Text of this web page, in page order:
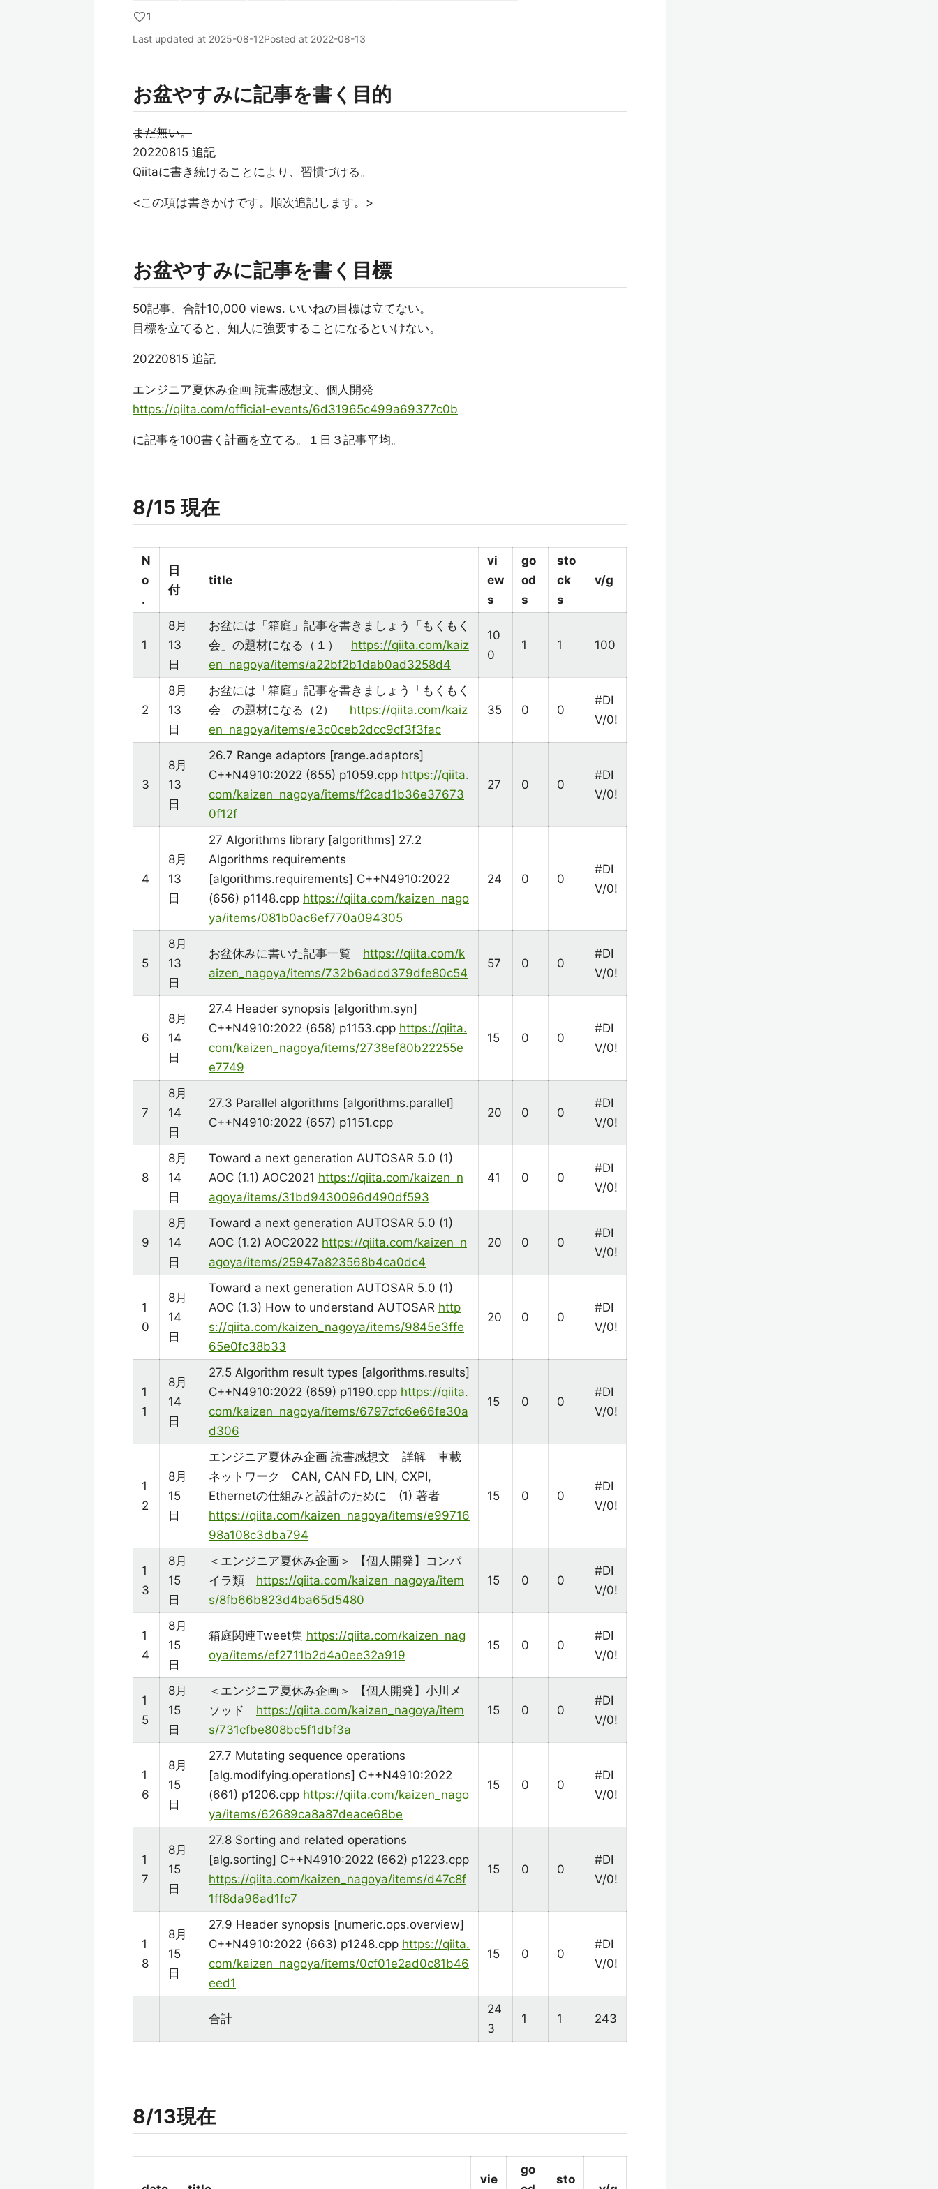
1
Last updated at 2025-08-12Posted at 2022-08-13
お盆やすみに記事を書く目的
まだ無い。
20220815 追記
Qiitaに書き続けることにより、習慣づける。
<この項は書きかけです。順次追記します。>
お盆やすみに記事を書く目標
50記事、合計10,000 views. いいねの目標は立てない。
目標を立てると、知人に強要することになるといけない。
20220815 追記
エンジニア夏休み企画 読書感想文、個人開発
https://qiita.com/official-events/6d31965c499a69377c0b
に記事を100書く計画を立てる。１日３記事平均。
8/15 現在
N
o
.
日
付
title
vi
ew
s
go
od
s
sto
ck
s
v/g
1
8月
13
日
お盆には「箱庭」記事を書きましょう「もくもく
会」の題材になる（１） https://qiita.com/kaiz
en_nagoya/items/a22bf2b1dab0ad3258d4
10
0
1 1 100
2
8月
13
日
お盆には「箱庭」記事を書きましょう「もくもく
会」の題材になる（2） https://qiita.com/kaiz
en_nagoya/items/e3c0ceb2dcc9cf3f3fac
35 0 0
#DI
V/0!
3
8月
13
日
26.7 Range adaptors [range.adaptors]
C++N4910:2022 (655) p1059.cpp https://qiita.
com/kaizen_nagoya/items/f2cad1b36e37673
0f12f
27 0 0
#DI
V/0!
4
8月
13
日
27 Algorithms library [algorithms] 27.2
Algorithms requirements
[algorithms.requirements] C++N4910:2022
(656) p1148.cpp https://qiita.com/kaizen_nago
ya/items/081b0ac6ef770a094305
24 0 0
#DI
V/0!
5
8月
13
日
お盆休みに書いた記事一覧 https://qiita.com/k
aizen_nagoya/items/732b6adcd379dfe80c54
57 0 0
#DI
V/0!
6
8月
14
日
27.4 Header synopsis [algorithm.syn]
C++N4910:2022 (658) p1153.cpp https://qiita.
com/kaizen_nagoya/items/2738ef80b22255e
e7749
15 0 0
#DI
V/0!
7
8月
14
日
27.3 Parallel algorithms [algorithms.parallel]
C++N4910:2022 (657) p1151.cpp
20 0 0
#DI
V/0!
8
8月
14
日
Toward a next generation AUTOSAR 5.0 (1)
AOC (1.1) AOC2021 https://qiita.com/kaizen_n
agoya/items/31bd9430096d490df593
41 0 0
#DI
V/0!
9
8月
14
日
Toward a next generation AUTOSAR 5.0 (1)
AOC (1.2) AOC2022 https://qiita.com/kaizen_n
agoya/items/25947a823568b4ca0dc4
20 0 0
#DI
V/0!
1
0
8月
14
日
Toward a next generation AUTOSAR 5.0 (1)
AOC (1.3) How to understand AUTOSAR http
s://qiita.com/kaizen_nagoya/items/9845e3ffe
65e0fc38b33
20 0 0
#DI
V/0!
1
1
8月
14
日
27.5 Algorithm result types [algorithms.results]
C++N4910:2022 (659) p1190.cpp https://qiita.
com/kaizen_nagoya/items/6797cfc6e66fe30a
d306
15 0 0
#DI
V/0!
1
2
8月
15
日
エンジニア夏休み企画 読書感想文 詳解 車載
ネットワーク CAN, CAN FD, LIN, CXPI,
Ethernetの仕組みと設計のために (1) 著者
https://qiita.com/kaizen_nagoya/items/e99716
98a108c3dba794
15 0 0
#DI
V/0!
1
3
8月
15
日
＜エンジニア夏休み企画＞ 【個人開発】コンパ
イラ類 https://qiita.com/kaizen_nagoya/item
s/8fb66b823d4ba65d5480
15 0 0
#DI
V/0!
1
4
8月
15
日
箱庭関連Tweet集 https://qiita.com/kaizen_nag
oya/items/ef2711b2d4a0ee32a919
15 0 0
#DI
V/0!
1
5
8月
15
日
＜エンジニア夏休み企画＞ 【個人開発】小川メ
ソッド https://qiita.com/kaizen_nagoya/item
s/731cfbe808bc5f1dbf3a
15 0 0
#DI
V/0!
1
6
8月
15
日
27.7 Mutating sequence operations
[alg.modifying.operations] C++N4910:2022
(661) p1206.cpp https://qiita.com/kaizen_nago
ya/items/62689ca8a87deace68be
15 0 0
#DI
V/0!
1
7
8月
15
日
27.8 Sorting and related operations
[alg.sorting] C++N4910:2022 (662) p1223.cpp
https://qiita.com/kaizen_nagoya/items/d47c8f
1ff8da96ad1fc7
15 0 0
#DI
V/0!
1
8
8月
15
日
27.9 Header synopsis [numeric.ops.overview]
C++N4910:2022 (663) p1248.cpp https://qiita.
com/kaizen_nagoya/items/0cf01e2ad0c81b46
eed1
15 0 0
#DI
V/0!
合計
24
3
1 1 243
8/13現在
vie
go
sto